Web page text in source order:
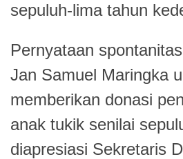
sepuluh-lima tahun
Pernyataan
Jan Samuel Maringka
memberikan donasi
anak tukik senilai
diapresiasi Sekretaris